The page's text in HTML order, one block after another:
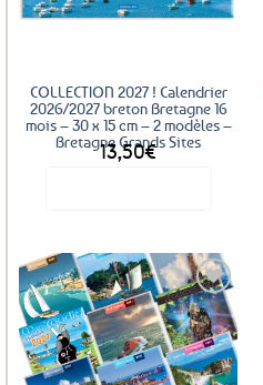
COLLECTION 2027 ! Calendrier
2026/2027 breton Bretagne 16
mois – 30 x 15 cm – 2 modèles –
Bretagne Grands Sites
13,50€
Ajouter
aux
favoris